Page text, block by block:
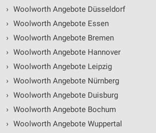
› Woolworth Angebote Düsseldorf
› Woolworth Angebote Essen
› Woolworth Angebote Bremen
› Woolworth Angebote Hannover
› Woolworth Angebote Leipzig
› Woolworth Angebote Nürnberg
› Woolworth Angebote Duisburg
› Woolworth Angebote Bochum
› Woolworth Angebote Wuppertal